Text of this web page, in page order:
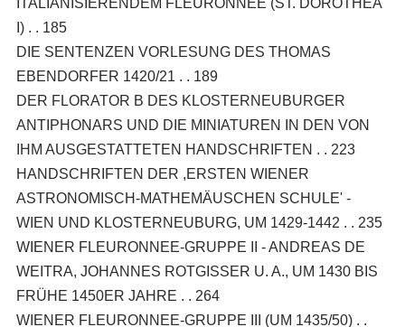
ITALIANISIERENDEM FLEURONNEE (ST. DOROTHEA
I) . . 185
DIE SENTENZEN VORLESUNG DES THOMAS
EBENDORFER 1420/21 . . 189
DER FLORATOR B DES KLOSTERNEUBURGER
ANTIPHONARS UND DIE MINIATUREN IN DEN VON
IHM AUSGESTATTETEN HANDSCHRIFTEN . . 223
HANDSCHRIFTEN DER ,ERSTEN WIENER
ASTRONOMISCH-MATHEMÄUSCHEN SCHULE' -
WIEN UND KLOSTERNEUBURG, UM 1429-1442 . . 235
WIENER FLEURONNEE-GRUPPE II - ANDREAS DE
WEITRA, JOHANNES ROTGISSER U. A., UM 1430 BIS
FRÜHE 1450ER JAHRE . . 264
WIENER FLEURONNEE-GRUPPE III (UM 1435/50) . .